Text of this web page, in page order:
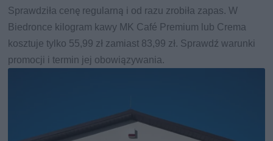
Sprawdziła cenę regularną i od razu zrobiła zapas. W
Biedronce kilogram kawy MK Café Premium lub Crema
kosztuje tylko 55,99 zł zamiast 83,99 zł. Sprawdź warunki
promocji i termin jej obowiązywania.